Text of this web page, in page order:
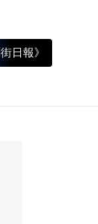
日報》